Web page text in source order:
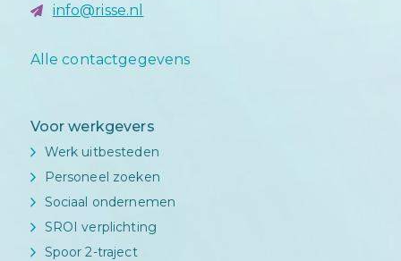
info@risse.nl
Alle contactgegevens
Voor werkgevers
Werk uitbesteden
Personeel zoeken
Sociaal ondernemen
SROI verplichting
Spoor 2-traject